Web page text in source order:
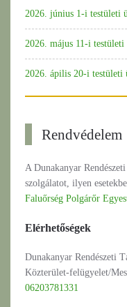
2026. június 1-i testületi
2026. május 11-i
2026. ápilis 20-i testületi
Rendvédelem
A Dunakanyar
szolgálatot, ilyen
Faluőrség Polgárőr
Elérhetőségek
Dunakanyar Rendészeti
Közterület-felügyelet/
06203781331